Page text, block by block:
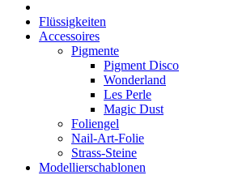
Flüssigkeiten
Accessoires
Pigmente
Pigment Disco
Wonderland
Les Perle
Magic Dust
Foliengel
Nail-Art-Folie
Strass-Steine
Modellierschablonen